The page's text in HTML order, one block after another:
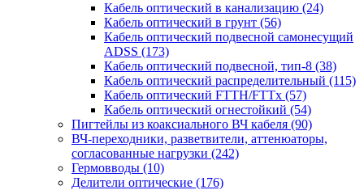
Кабель оптический в канализацию (24)
Кабель оптический в грунт (56)
Кабель оптический подвесной самонесущий
ADSS (173)
Кабель оптический подвесной, тип-8 (38)
Кабель оптический распределительный (115)
Кабель оптический FTTH/FTTx (57)
Кабель оптический огнестойкий (54)
Пигтейлы из коаксиального ВЧ кабеля (90)
ВЧ-переходники, разветвители, аттенюаторы,
согласованные нагрузки (242)
Гермовводы (10)
Делители оптические (176)